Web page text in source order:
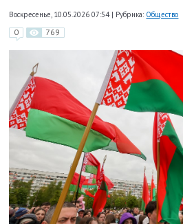
Воскресенье, 10.05.2026 07:54 | Рубрика: Общество
0 769